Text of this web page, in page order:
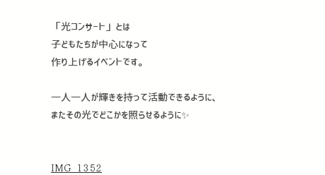
「光コンサート」とは
子どもたちが中心になって
作り上げるイベントです。
一人一人が輝きを持って活動できるように、
またその光でどこかを照らせるように✨
IMG_1352